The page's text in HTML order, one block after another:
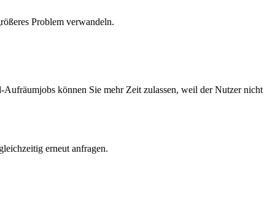
Problem verwandeln.
können Sie mehr Zeit zulassen, weil der Nutzer nicht
erneut anfragen.